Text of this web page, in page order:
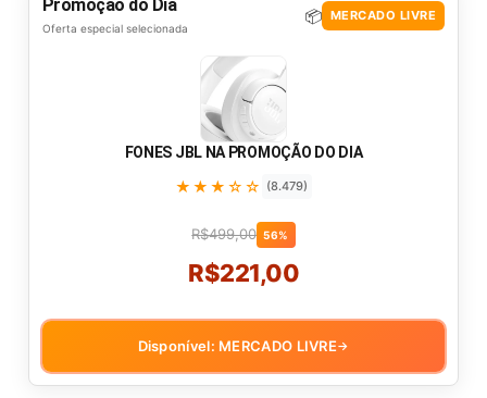
Promoção do Dia
Oferta especial selecionada
📦 MERCADO LIVRE
FONES JBL NA PROMOÇÃO DO DIA
★★★☆☆ (8.479)
R$499,00 56%
R$221,00
Disponível: MERCADO LIVRE→